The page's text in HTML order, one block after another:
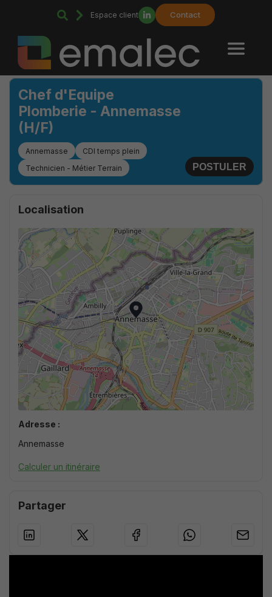
Espace client Contact
Chef d'Equipe
Plomberie - Annemasse
(H/F)
Annemasse
CDI temps plein
Technicien - Métier Terrain
POSTULER
Localisation
Adresse :
Annemasse
Calculer un itinéraire
Partager